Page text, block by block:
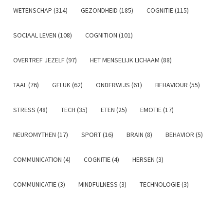
WETENSCHAP (314) GEZONDHEID (185) COGNITIE (115)
SOCIAAL LEVEN (108) COGNITION (101)
OVERTREF JEZELF (97) HET MENSELIJK LICHAAM (88)
TAAL (76) GELUK (62) ONDERWIJS (61) BEHAVIOUR (55)
STRESS (48) TECH (35) ETEN (25) EMOTIE (17)
NEUROMYTHEN (17) SPORT (16) BRAIN (8) BEHAVIOR (5)
COMMUNICATION (4) COGNITIE (4) HERSEN (3)
COMMUNICATIE (3) MINDFULNESS (3) TECHNOLOGIE (3)